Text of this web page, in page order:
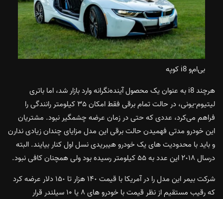
بی‌ام‌و i8 کوپه
هرچند i8 به عنوان یک محصول آینده‌نگرانه وارد بازار شد، اما باتری
لیتیوم-یونی، در حالت تمام برقی فقط امکان ٣۵ کیلومتر رانندگی را
فراهم می‌کرد، عددی که حتی در زمان عرضه چشمگیر نبود. مشتريان
این خودرو مدتی فهمیدن حالت برقی این مدل مزایای چندان زیادی ندارن
و باید با محدودیت های یک خودرو هیبریدی نسل اول کنار بیایند. البته
درسال ٢٠١٨ این عدد به ۵۵ کیلومتر رسیده بود ولی همچنان کافی نبود.
شرکت بیمر این مدل را در آمریکا با قیمت ١۴٠ هزار تا ١۵٠ دلار عرضه کرد
که رقیب مستقیم از نظر قیمت با خودرو های ٨ یا ١۰ سیلندر قرار